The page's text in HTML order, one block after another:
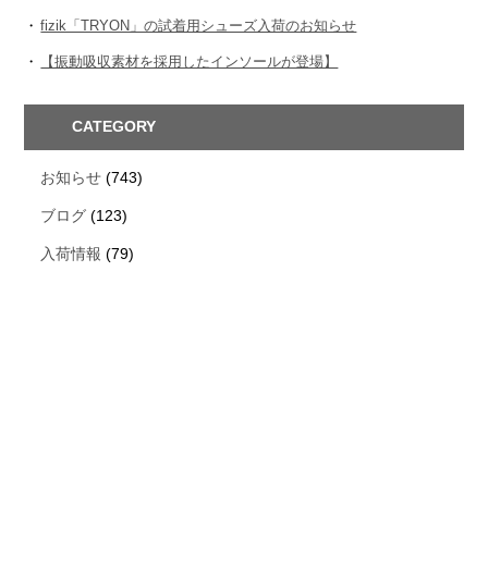
fizik「TRYON」の試着用シューズ入荷のお知らせ
【振動吸収素材を採用したインソールが登場】
CATEGORY
お知らせ (743)
ブログ (123)
入荷情報 (79)